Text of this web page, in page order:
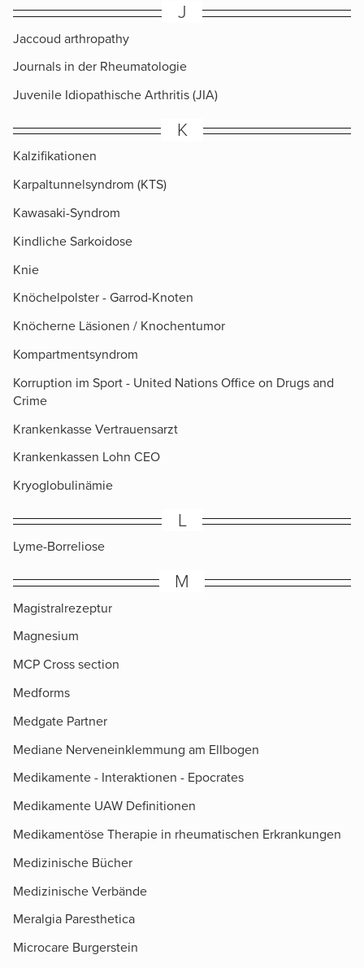
J
Jaccoud arthropathy
Journals in der Rheumatologie
Juvenile Idiopathische Arthritis (JIA)
K
Kalzifikationen
Karpaltunnelsyndrom (KTS)
Kawasaki-Syndrom
Kindliche Sarkoidose
Knie
Knöchelpolster - Garrod-Knoten
Knöcherne Läsionen / Knochentumor
Kompartmentsyndrom
Korruption im Sport - United Nations Office on Drugs and
Crime
Krankenkasse Vertrauensarzt
Krankenkassen Lohn CEO
Kryoglobulinämie
L
Lyme-Borreliose
M
Magistralrezeptur
Magnesium
MCP Cross section
Medforms
Medgate Partner
Mediane Nerveneinklemmung am Ellbogen
Medikamente - Interaktionen - Epocrates
Medikamente UAW Definitionen
Medikamentöse Therapie in rheumatischen Erkrankungen
Medizinische Bücher
Medizinische Verbände
Meralgia Paresthetica
Microcare Burgerstein